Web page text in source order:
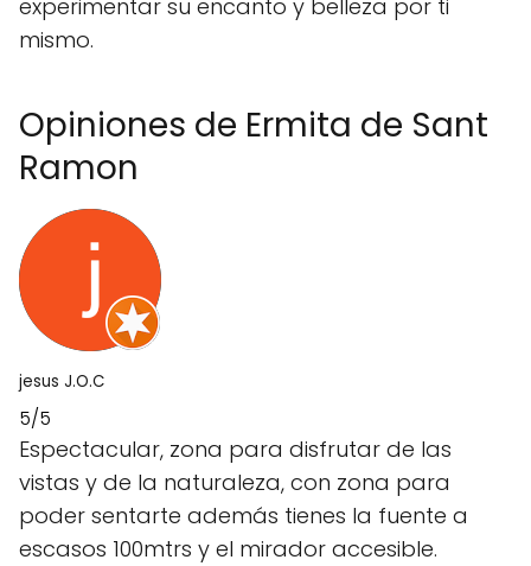
experimentar su encanto y belleza por ti
mismo.
Opiniones de Ermita de Sant
Ramon
jesus J.O.C
5/5
Espectacular, zona para disfrutar de las
vistas y de la naturaleza, con zona para
poder sentarte además tienes la fuente a
escasos 100mtrs y el mirador accesible.